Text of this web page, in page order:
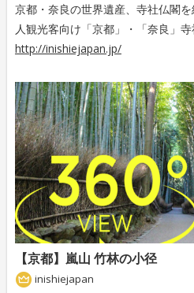
京都・奈良の世界遺産、寺社仏閣
人観光客向け「京都」・「奈良」
http://inishiejapan.jp/
【京都】嵐山 竹林の小径
inishiejapan